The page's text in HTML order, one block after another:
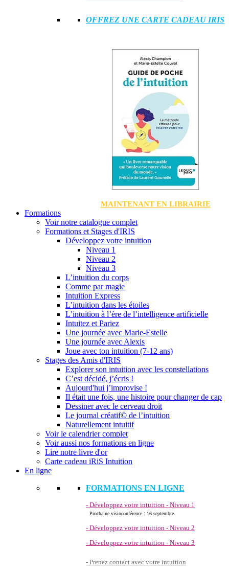
OFFREZ UNE CARTE CADEAU IRIS
MAINTENANT EN LIBRAIRIE
Formations
Voir notre catalogue complet
Formations et Stages d'IRIS
Développez votre intuition
Niveau 1
Niveau 2
Niveau 3
L’intuition du corps
Comme par magie
Intuition Express
L’intuition dans les étoiles
L’intuition à l’ère de l’intelligence artificielle
Intuitez et Pariez
Une journée avec Marie-Estelle
Une journée avec Alexis
Joue avec ton intuition (7-12 ans)
Stages des Amis d'IRIS
Explorer son intuition avec les constellations
C’est décidé, j’écris !
Aujourd'hui j’improvise !
Il était une fois, une histoire pour changer de cap
Dessiner avec le cerveau droit
Le journal créatif© de l’intuition
Naturellement intuitif
Voir le calendrier complet
Voir aussi nos formations en ligne
Lire notre livre d'or
Carte cadeau iRiS Intuition
En ligne
FORMATIONS EN LIGNE
- Développez votre intuition - Niveau 1
Prochaine visioconférence : 16 septembre
- Développez votre intuition - Niveau 2
- Développez votre intuition - Niveau 3
- Prenez contact avec votre intuition